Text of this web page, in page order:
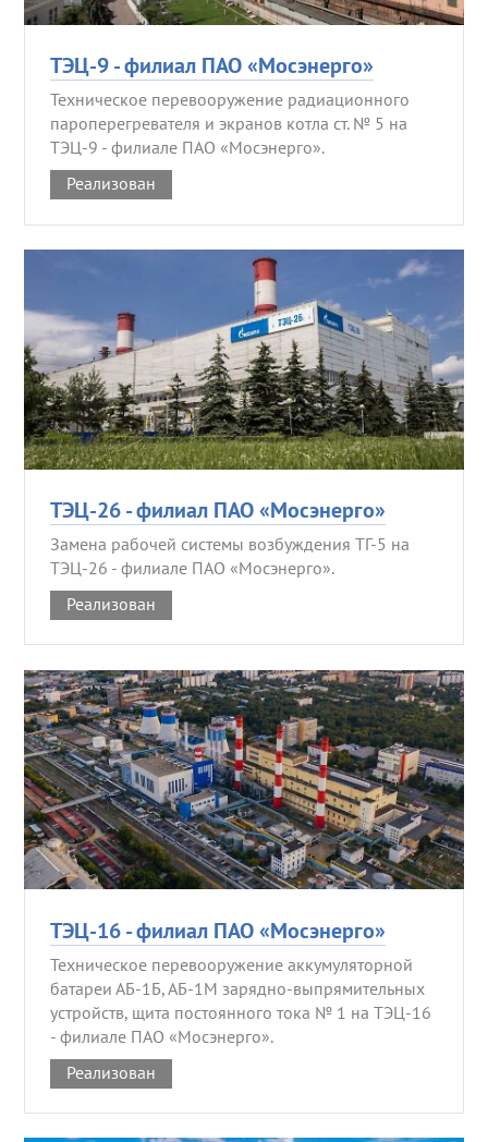
ТЭЦ-9 - филиал ПАО «Мосэнерго»
Техническое перевооружение радиационного
пароперегревателя и экранов котла ст. № 5 на
ТЭЦ-9 - филиале ПАО «Мосэнерго».
Реализован
ТЭЦ-26 - филиал ПАО «Мосэнерго»
Замена рабочей системы возбуждения ТГ-5 на
ТЭЦ-26 - филиале ПАО «Мосэнерго».
Реализован
ТЭЦ-16 - филиал ПАО «Мосэнерго»
Техническое перевооружение аккумуляторной
батареи АБ-1Б, АБ-1М зарядно-выпрямительных
устройств, щита постоянного тока № 1 на ТЭЦ-16
- филиале ПАО «Мосэнерго».
Реализован